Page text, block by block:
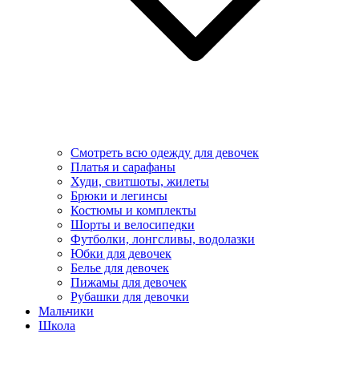
Смотреть всю одежду для девочек
Платья и сарафаны
Худи, свитшоты, жилеты
Брюки и легинсы
Костюмы и комплекты
Шорты и велосипедки
Футболки, лонгсливы, водолазки
Юбки для девочек
Белье для девочек
Пижамы для девочек
Рубашки для девочки
Мальчики
Школа